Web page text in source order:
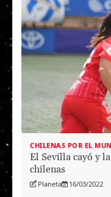
CHILENAS POR EL
El Sevilla cayó y
chilenas
Planeta 16/03/2022